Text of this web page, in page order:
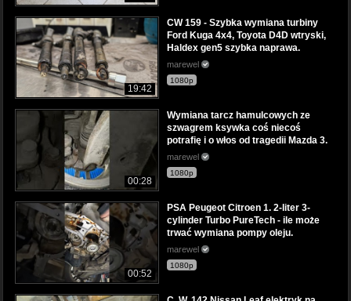
19:42
CW 159 - Szybka wymiana turbiny
Ford Kuga 4x4, Toyota D4D wtryski,
Haldex gen5 szybka naprawa.
marewel
1080p
00:28
Wymiana tarcz hamulcowych ze
szwagrem ksywka coś niecoś
potrafię i o włos od tragedii Mazda 3.
marewel
1080p
00:52
PSA Peugeot Citroen 1. 2-liter 3-
cylinder Turbo PureTech - ile może
trwać wymiana pompy oleju.
marewel
1080p